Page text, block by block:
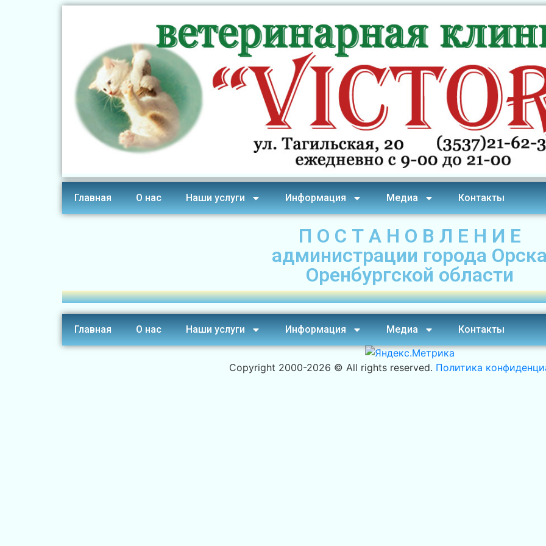
Главная О нас Наши услуги Информация Медиа Контакты
П О С Т А Н О В Л Е Н И Е
администрации города
Оренбургской области
Главная О нас Наши услуги Информация Медиа Контакты
Copyright 2000-2026 © All rights reserved. Политика